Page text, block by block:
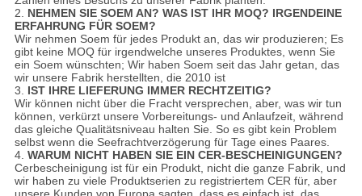
2. NEHMEN SIE SOEM AN? WAS IST IHR MOQ? IRGENDEINE
ERFAHRUNG FÜR SOEM?
Wir nehmen Soem für jedes Produkt an, das wir produzieren; Es
gibt keine MOQ für irgendwelche unseres Produktes, wenn Sie
ein Soem wünschten; Wir haben Soem seit das Jahr getan, das
wir unsere Fabrik herstellten, die 2010 ist
3. IST IHRE LIEFERUNG IMMER RECHTZEITIG?
Wir können nicht über die Fracht versprechen, aber, was wir tun
können, verkürzt unsere Vorbereitungs- und Anlaufzeit, während
das gleiche Qualitätsniveau halten Sie. So es gibt kein Problem
selbst wenn die Seefrachtverzögerung für Tage eines Paares.
4. WARUM NICHT HABEN SIE EIN CER-BESCHEINIGUNGEN?
Cerbescheinigung ist für ein Produkt, nicht die ganze Fabrik, und
wir haben zu viele Produktserien zu registriertem CER für, aber